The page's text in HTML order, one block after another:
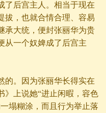
了后宫主人。相当于现在
拔，也就合情合理、容易
承大统，便封张丽华为贵
从一个奴婢成了后宫主
的。因为张丽华长得实在
》上说她“进止闲暇，容色
塌糊涂，而且行为举止落